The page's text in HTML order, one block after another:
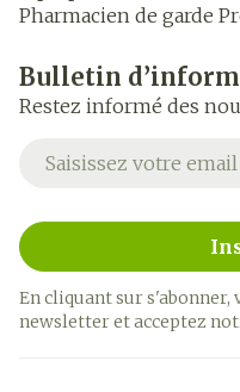
Pharmacien de garde
Bulletin
Restez informé des
Adresse mail
En cliquant sur s'abonner,
newsletter et acceptez